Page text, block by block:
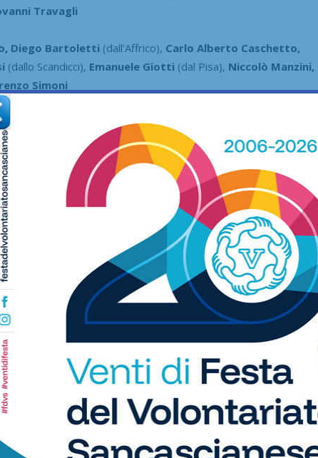
Travagli
Diego Bartoletti (dall’Affrico), Carlo Alberto Caschetto,
(dallo Scandicci), Emanuele Giotti (dal Pisa), Niccolò Manzini,
Simoni
Valsetta), Riccardo Croci(dalla Sansovino),
Alessio Frezza(dall’Antella), Elia Menga(dal San
Pierguidi
Brazzini